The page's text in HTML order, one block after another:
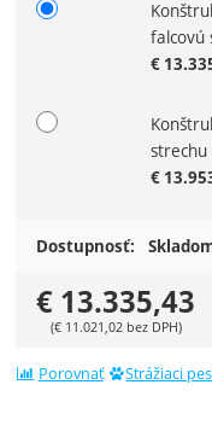
falcovú
€
strechu
€
Dostupnosť:
€ 13.335,43
(€11.021,02 bez DPH)
Porovnať Strážiaci pes